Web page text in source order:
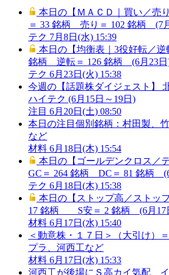
本日の【ＭＡＣＤ｜買い／売
＝ 33 銘柄 売り＝ 102 銘柄 (7
テク 7月8日(水) 15:39
本日の【均衡表｜3役好転／
銘柄 逆転＝ 126 銘柄 (6月23日
テク 6月23日(火) 15:38
今週の【話題株ダイジェスト】
ハイテク (6月15日～19日)
注目 6月20日(土) 08:50
本日の注目個別銘柄：村田製、
など
材料 6月18日(木) 15:54
本日の【ゴールデンクロス／
GC＝ 264 銘柄 DC＝ 81 銘柄
テク 6月18日(木) 15:38
本日の【ストップ高／スト
17 銘柄 S安＝ 2 銘柄 (6月17
材料 6月17日(水) 15:40
＜動意株・１７日＞（大引け）
プラ、河西工など
材料 6月17日(水) 15:33
河西工が後場にＳ高カイ気配、